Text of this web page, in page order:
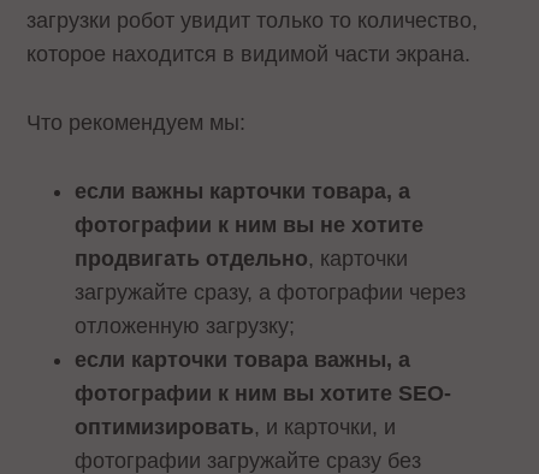
загрузки робот увидит только то количество,
которое находится в видимой части экрана.
Что рекомендуем мы:
если важны карточки товара, а
фотографии к ним вы не хотите
продвигать отдельно, карточки
загружайте сразу, а фотографии через
отложенную загрузку;
если карточки товара важны, а
фотографии к ним вы хотите SEO-
оптимизировать, и карточки, и
фотографии загружайте сразу без